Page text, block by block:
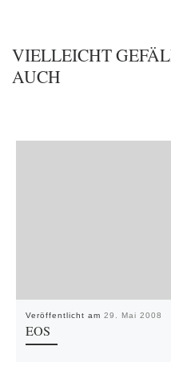
VIELLEICHT
AUCH
Veröffentlicht am 29. Mai 2008
EOS